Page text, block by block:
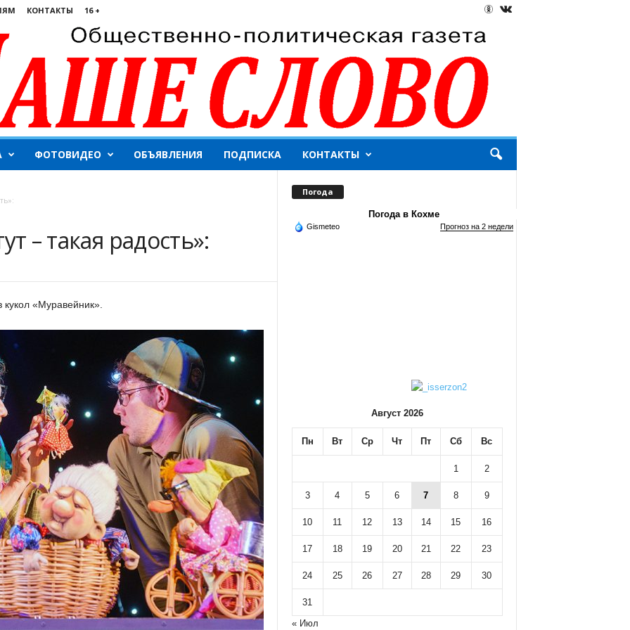
КОНТАКТЫ 16 +
ФОТОВИДЕО ОБЪЯВЛЕНИЯ ПОДПИСКА КОНТАКТЫ
– такая радость»:
«Муравейник».
Погода
Погода в Кохме
Gismeteo Прогноз на 2 недели
Август 2026
Пн Вт Ср Чт Пт Сб Вс
1 2
3 4 5 6 7 8 9
10 11 12 13 14 15 16
17 18 19 20 21 22 23
24 25 26 27 28 29 30
31
« Июл